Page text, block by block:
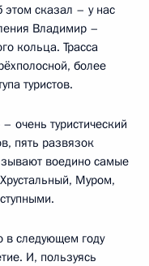
сказал – у нас
Владимир –
кольца. Трасса
более
туристов.
очень туристический
пять развязок
воедино самые
Муром,
в следующем году
И, пользуясь